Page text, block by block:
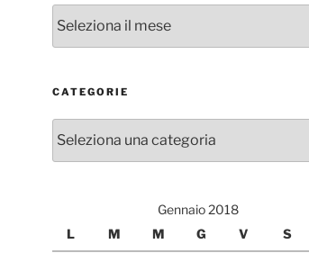
CATEGORIE
Gennaio 2018
L
M M G V S